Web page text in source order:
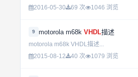
2016-05-30
69 次 1046 浏览
9 motorola m68k VHDL描述
motorola m68k VHDL描述...
2015-08-12
40 次 1079 浏览